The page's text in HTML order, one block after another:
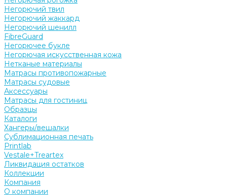
Негорючий твил
Негорючий жаккард
Негорючий шенилл
FibreGuard
Негорючее букле
Негорючая искусственная кожа
Нетканые материалы
Матрасы противопожарные
Матрасы судовые
Аксессуары
Матрасы для гостиниц
Образцы
Каталоги
Хангеры/вешалки
Сублимационная печать
Printlab
Vestale+Treartex
Ликвидация остатков
Коллекции
Компания
О компании